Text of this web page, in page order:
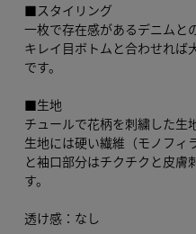
■スタイリング
一枚で存在感があるデニムと
キレイ目ボトムと合わせれば
です。
■生地
チュールで花柄を刺繍した生
生地には硬い繊維（モノフィ
と袖口部分はチクチクと皮膚
す。
透け感：なし